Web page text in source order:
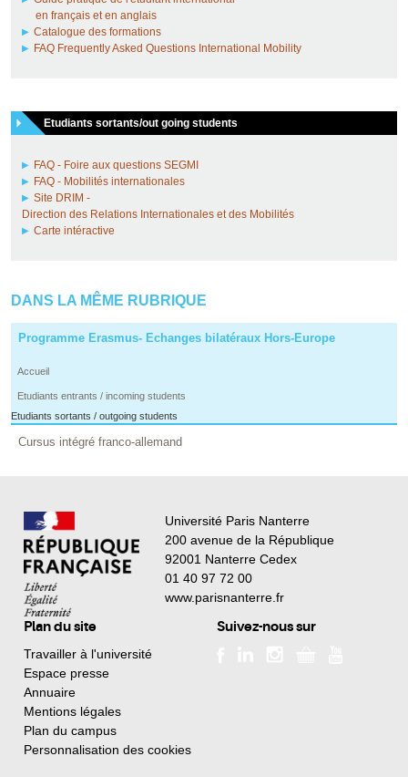
en français et en anglais
Catalogue des formations
FAQ Frequently Asked Questions International Mobility
Etudiants sortants/out going students
FAQ - Foire aux questions SEGMI
FAQ - Mobilités internationales
Site DRIM -
Direction des Relations Internationales et des Mobilités
Carte intéractive
DANS LA MÊME RUBRIQUE
Programme Erasmus- Echanges bilatéraux Hors-Europe
Accueil
Etudiants entrants / incoming students
Etudiants sortants / outgoing students
Cursus intégré franco-allemand
Université Paris Nanterre
200 avenue de la République
92001 Nanterre Cedex
01 40 97 72 00
www.parisnanterre.fr
Plan du site
Travailler à l'université
Espace presse
Annuaire
Mentions légales
Plan du campus
Personnalisation des cookies
Suivez-nous sur